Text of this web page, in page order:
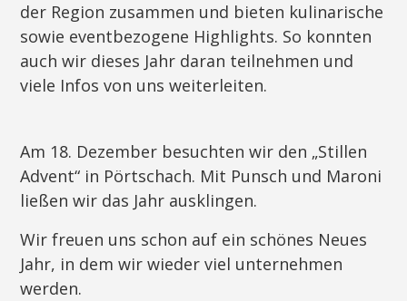
der Region zusammen und bieten kulinarische
sowie eventbezogene Highlights. So konnten
auch wir dieses Jahr daran teilnehmen und
viele Infos von uns weiterleiten.
Am 18. Dezember besuchten wir den „Stillen
Advent“ in Pörtschach. Mit Punsch und Maroni
ließen wir das Jahr ausklingen.
Wir freuen uns schon auf ein schönes Neues
Jahr, in dem wir wieder viel unternehmen
werden.